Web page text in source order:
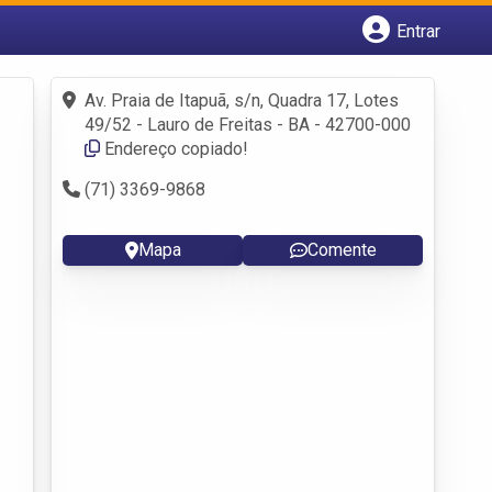
Entrar
Cadastrar empresa
Fazer login
Criar conta
Av. Praia de Itapuã, s/n, Quadra 17, Lotes
49/52 - Lauro de Freitas - BA - 42700-000
Endereço copiado!
(71) 3369-9868
Mapa Comente